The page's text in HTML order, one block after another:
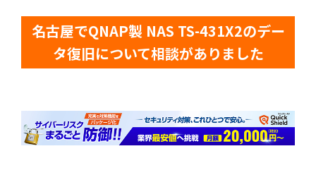
名古屋でQNAP製 NAS TS-431X2のデー
タ復旧について相談がありました